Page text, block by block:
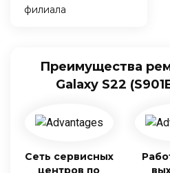
филиала
Преимущества
Galaxy S22
Сеть сервисных
центров по